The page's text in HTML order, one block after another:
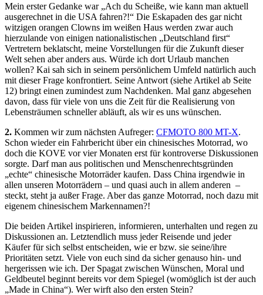
Mein erster Gedanke war „Ach du Scheiße, wie kann man aktuell
ausgerechnet in die USA fahren?!“ Die Eskapaden des gar nicht
witzigen orangen Clowns im weißen Haus werden zwar auch
hierzulande von einigen nationalistischen „Deutschland first“
Vertretern beklatscht, meine Vorstellungen für die Zukunft dieser
Welt sehen aber anders aus. Würde ich dort Urlaub manchen
wollen? Kai sah sich in seinem persönlichem Umfeld natürlich auch
mit dieser Frage konfrontiert. Seine Antwort (siehe Artikel ab Seite
12) bringt einen zumindest zum Nachdenken. Mal ganz abgesehen
davon, dass für viele von uns die Zeit für die Realisierung von
Lebensträumen schneller abläuft, als wir es uns wünschen.
2. Kommen wir zum nächsten Aufreger: CFMOTO 800 MT-X.
Schon wieder ein Fahrbericht über ein chinesisches Motorrad, wo
doch die KOVE vor vier Monaten erst für kontroverse Diskussionen
sorgte. Darf man aus politischen und Menschenrechtsgründen
„echte“ chinesische Motorräder kaufen. Dass China irgendwie in
allen unseren Motorrädern – und quasi auch in allem anderen –
steckt, steht ja außer Frage. Aber das ganze Motorrad, noch dazu mit
eigenem chinesischem Markennamen?!
Die beiden Artikel inspirieren, informieren, unterhalten und regen zu
Diskussionen an. Letztendlich muss jeder Reisende und jeder
Käufer für sich selbst entscheiden, wie er bzw. sie seine/ihre
Prioritäten setzt. Viele von euch sind da sicher genauso hin- und
hergerissen wie ich. Der Spagat zwischen Wünschen, Moral und
Geldbeutel beginnt bereits vor dem Spiegel (womöglich ist der auch
„Made in China“). Wer wirft also den ersten Stein?